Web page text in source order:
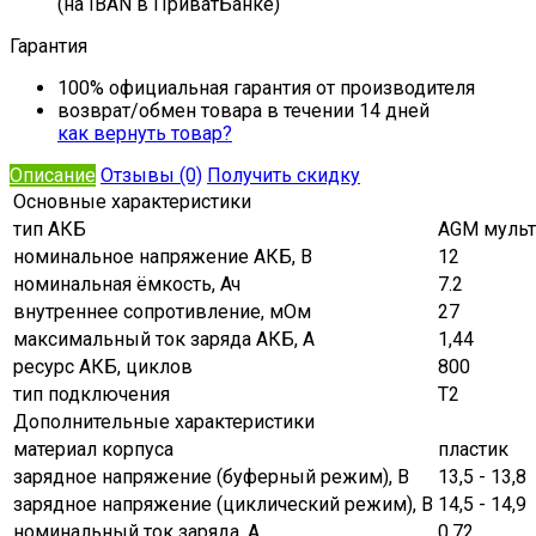
Гарантия
100% официальная гарантия от производителя
возврат/обмен товара в течении 14 дней
как вернуть товар?
Описание Отзывы (0) Получить скидку
Основные характеристики
тип АКБ
AGM
номинальное напряжение АКБ, В
12
номинальная ёмкость, Ач
7.2
внутреннее сопротивление, мОм
27
максимальный ток заряда АКБ, A
1,44
ресурс АКБ, циклов
800
тип подключения
Т2
Дополнительные характеристики
материал корпуса
пластик
зарядное напряжение (буферный режим), В
13,5 - 13,8
зарядное напряжение (циклический режим), В 14,5 - 14,9